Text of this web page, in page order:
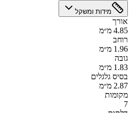
מידות ומשקל
אורך
4.85 מ״מ
רוחב
1.96 מ״מ
גובה
1.83 מ״מ
בסיס גלגלים
2.87 מ״מ
מקומות
7